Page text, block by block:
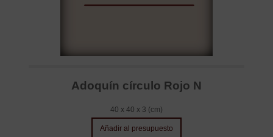
Adoquín círculo Rojo N
40 x 40 x 3 (cm)
Añadir al presupuesto